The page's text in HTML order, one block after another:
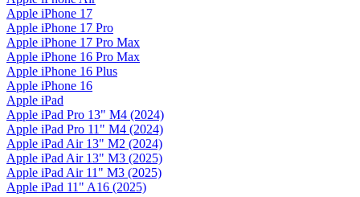
Apple iPhone 17
Apple iPhone 17 Pro
Apple iPhone 17 Pro Max
Apple iPhone 16 Pro Max
Apple iPhone 16 Plus
Apple iPhone 16
Apple iPad
Apple iPad Pro 13" M4 (2024)
Apple iPad Pro 11" M4 (2024)
Apple iPad Air 13" M2 (2024)
Apple iPad Air 13" M3 (2025)
Apple iPad Air 11" M3 (2025)
Apple iPad 11" A16 (2025)